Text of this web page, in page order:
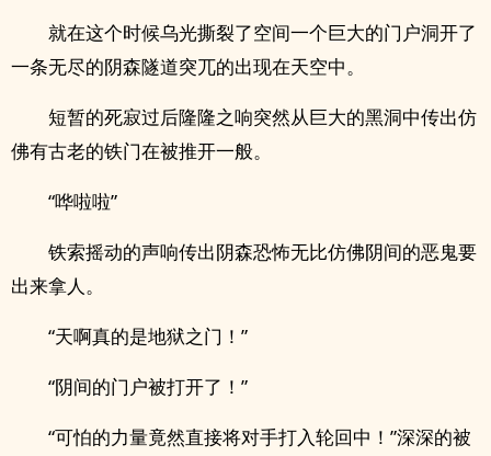
就在这个时候乌光撕裂了空间一个巨大的门户洞开了
一条无尽的阴森隧道突兀的出现在天空中。
短暂的死寂过后隆隆之响突然从巨大的黑洞中传出仿
佛有古老的铁门在被推开一般。
“哗啦啦”
铁索摇动的声响传出阴森恐怖无比仿佛阴间的恶鬼要
出来拿人。
“天啊真的是地狱之门！”
“阴间的门户被打开了！”
“可怕的力量竟然直接将对手打入轮回中！”深深的被